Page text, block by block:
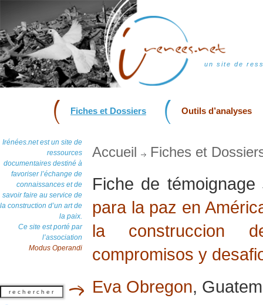
un site de
Fiches et Dossiers Outils d’analyses
Irénées.net est un site de
ressources
documentaires destiné à
favoriser l’échange de
connaissances et de
savoir faire au service de
la construction d’un art de
la paix.
Ce site est porté par
l’association
Modus Operandi
Accueil Fiches et
Fiche de témoignage
para la paz en
la construccion
compromisos y
Eva Obregon,